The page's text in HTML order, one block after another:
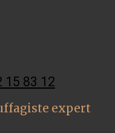
15 83 12
expert